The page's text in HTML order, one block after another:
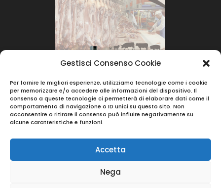
Gestisci Consenso Cookie
Per fornire le migliori esperienze, utilizziamo tecnologie come i cookie
per memorizzare e/o accedere alle informazioni del dispositivo. Il
consenso a queste tecnologie ci permetterà di elaborare dati come il
comportamento di navigazione o ID unici su questo sito. Non
acconsentire o ritirare il consenso può influire negativamente su
alcune caratteristiche e funzioni.
Accetta
Nega